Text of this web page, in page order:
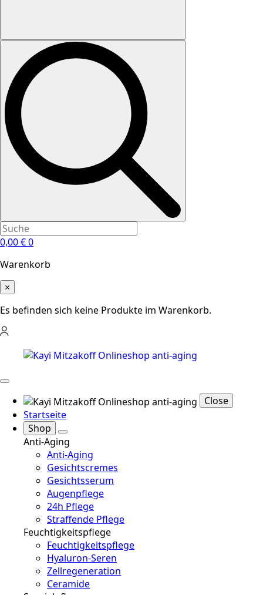
0,00€0
Warenkorb
×
Es befinden sich keine Produkte im Warenkorb.
Close
Startseite
Shop
Anti-Aging
Anti-Aging
Gesichtscremes
Gesichtsserum
Augenpflege
24h Pflege
Straffende Pflege
Feuchtigkeitspflege
Feuchtigkeitspflege
Hyaluron-Seren
Zellregeneration
Ceramide